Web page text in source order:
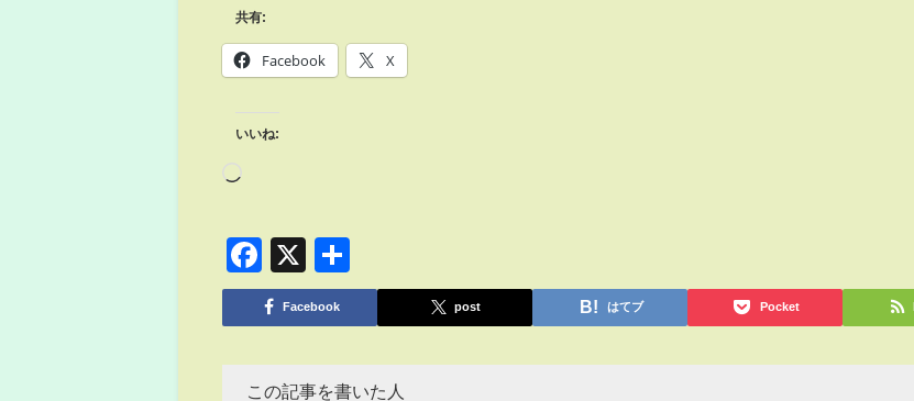
共有:
Facebook X
いいね:
Facebook
X
有
Facebook post はてブ Pocket
この記事を書いた人